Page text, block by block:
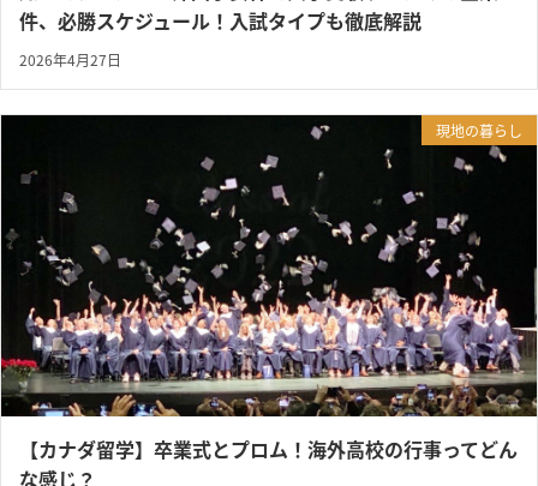
件、必勝スケジュール！入試タイプも徹底解説
2026年4月27日
現地の暮らし
【カナダ留学】卒業式とプロム！海外高校の行事ってどん
な感じ？